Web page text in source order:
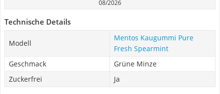
08/2026
Technische Details
Modell
Mentos Kaugummi Pure
Fresh Spearmint
Geschmack
Grüne Minze
Zuckerfrei
Ja